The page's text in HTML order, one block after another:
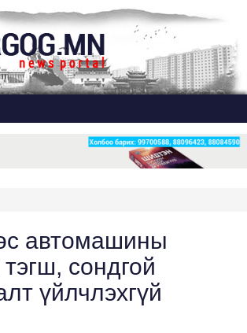
автомашины
сондгой
үйлчлэхгүй